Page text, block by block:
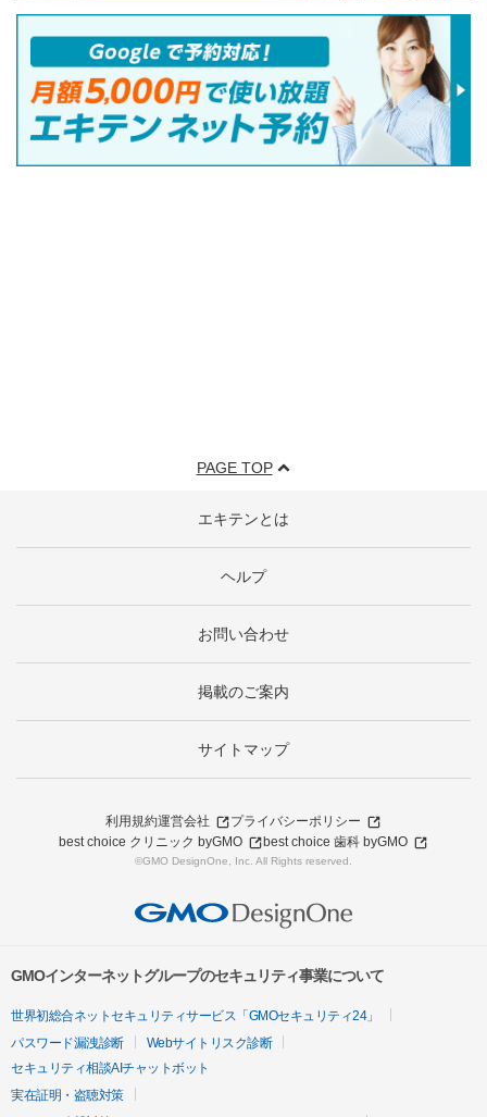
PAGE TOP
エキテンとは
ヘルプ
お問い合わせ
掲載のご案内
サイトマップ
利用規約運営会社
プライバシーポリシー
best choice クリニック byGMO
best choice 歯科 byGMO
©GMO DesignOne, Inc. All Rights reserved.
GMOインターネットグループのセキュリティ事業について
世界初総合ネットセキュリティサービス「GMOセキュリティ24」
パスワード漏洩診断
Webサイトリスク診断
セキュリティ相談AIチャットボット
実在証明・盗聴対策